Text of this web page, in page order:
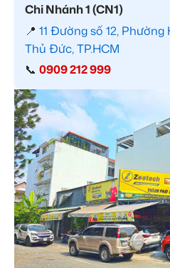
Chi Nhánh 1 (CN1)
📍 11 Đường số 12,
Thủ Đức, TP.HCM
📞 0909 212 999